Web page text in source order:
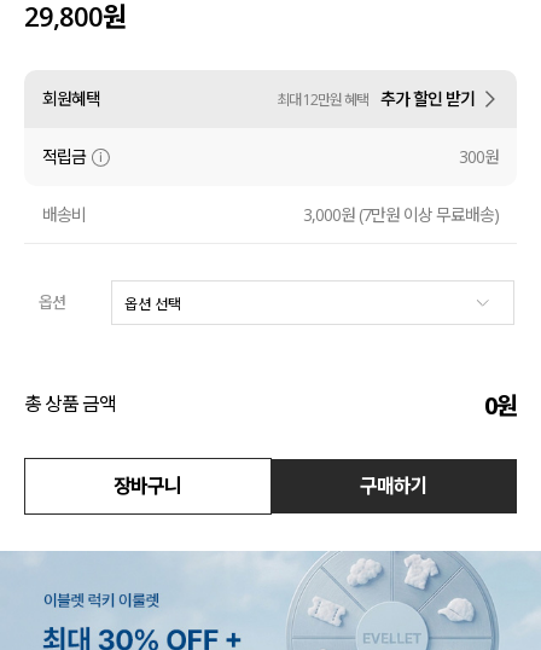
셔츠
원피스
니트
29,800원
회원혜택 최대 12만원 혜택 추가 할인 받기
적립금 300원
배송비 3,000원 (7만원 이상 무료배송)
옵션
총 상품 금액 0원
장바구니 구매하기